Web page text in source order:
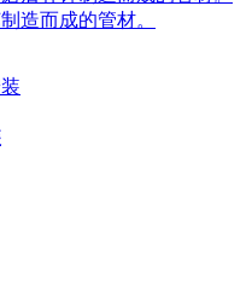
造而成的管材。